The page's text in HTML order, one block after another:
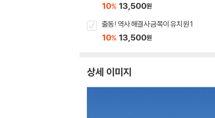
10% 13,500원
출동! 역사 해결사 금쪽이 유치원 1
10% 13,500원
상세 이미지